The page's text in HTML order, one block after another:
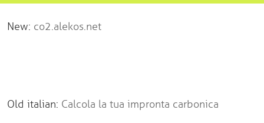
New: co2.alekos.net
Old italian: Calcola la tua impronta carbonica